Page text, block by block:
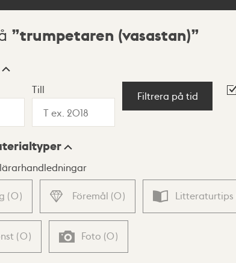
trumpetaren (vasastan)
Karta
Till
Filtrera på tid
(0) Föremål (0) Litteraturtips
(0) Foto (0)